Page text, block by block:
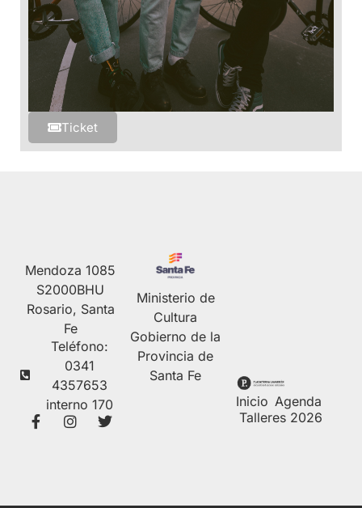
Ticket
Inicio Agenda
Talleres 2026
Mendoza 1085
S2000BHU
Rosario, Santa
Fe
Teléfono:
0341
4357653
interno 170
Ministerio de
Cultura
Gobierno de la
Provincia de
Santa Fe